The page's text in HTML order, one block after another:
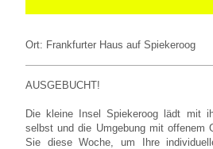
Ort: Frankfurter Haus auf Spiekeroog
AUSGEBUCHT!
Die kleine Insel Spiekeroog lädt mit
selbst und die Umgebung mit offenem
Sie diese Woche, um Ihre